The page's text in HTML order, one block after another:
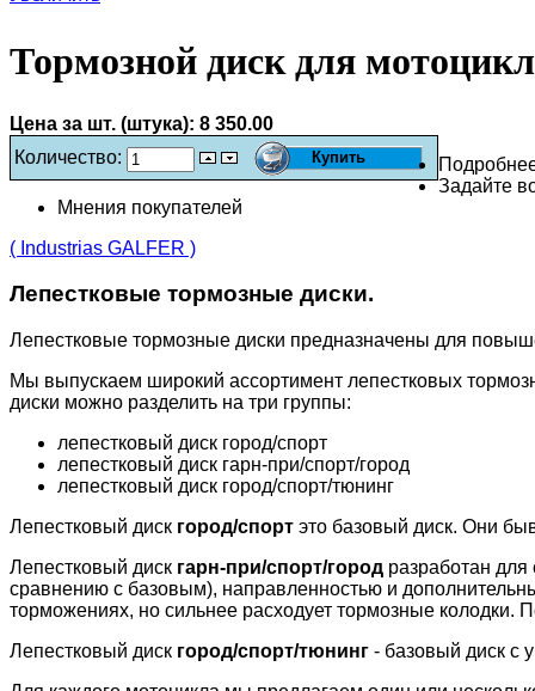
Тормозной диск для
Цена за шт. (штука): 8 350.00
Количество:
Задайте
Мнения покупателей
( Industrias GALFER )
Лепестковые тормозные диски.
Лепестковые тормозные диски предназначены для
Мы выпускаем широкий ассортимент лепестковых
диски можно разделить на три группы:
лепестковый диск город/спорт
лепестковый диск гарн-при/спорт/город
лепестковый диск город/спорт/тюнинг
Лепестковый диск город/спорт это базовый диск. Они
Лепестковый диск гарн-при/спорт/город разработан
сравнению с базовым), направленностью и
торможениях, но сильнее расходует тормозные колодки.
Лепестковый диск город/спорт/тюнинг - базовый диск с